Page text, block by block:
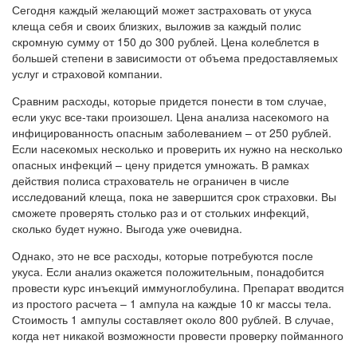
Сегодня каждый желающий может застраховать от укуса
клеща себя и своих близких, выложив за каждый полис
скромную сумму от 150 до 300 рублей. Цена колеблется в
большей степени в зависимости от объема предоставляемых
услуг и страховой компании.
Сравним расходы, которые придется понести в том случае,
если укус все-таки произошел. Цена анализа насекомого на
инфицированность опасным заболеванием – от 250 рублей.
Если насекомых несколько и проверить их нужно на несколько
опасных инфекций – цену придется умножать. В рамках
действия полиса страхователь не ограничен в числе
исследований клеща, пока не завершится срок страховки. Вы
сможете проверять столько раз и от стольких инфекций,
сколько будет нужно. Выгода уже очевидна.
Однако, это не все расходы, которые потребуются после
укуса. Если анализ окажется положительным, понадобится
провести курс инъекций иммуноглобулина. Препарат вводится
из простого расчета – 1 ампула на каждые 10 кг массы тела.
Стоимость 1 ампулы составляет около 800 рублей. В случае,
когда нет никакой возможности провести проверку пойманного